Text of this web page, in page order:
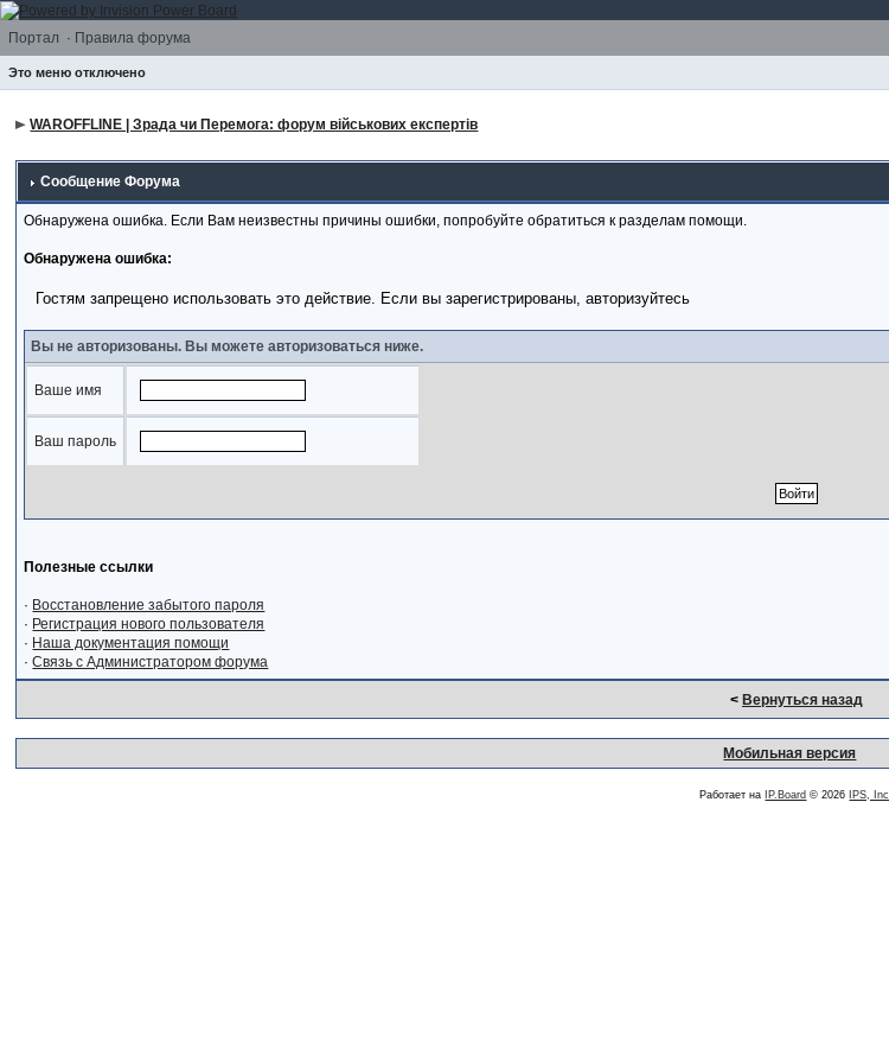
Портал · Правила форума
Это меню отключено
WAROFFLINE | Зрада чи Перемога: форум військових експертів
Сообщение Форума
Обнаружена ошибка. Если Вам неизвестны причины ошибки, попробуйте обратиться к разделам помощи.
Обнаружена ошибка:
Гостям запрещено использовать это действие. Если вы зарегистрированы, авторизуйтесь
Вы не авторизованы. Вы можете авторизоваться ниже.
Ваше имя
Ваш пароль
Полезные ссылки
· Восстановление забытого пароля
· Регистрация нового пользователя
· Наша документация помощи
·Связь с Администратором форума
< Вернуться назад
Мобильная версия
Работает на IP.Board © 2026 IPS, Inc.